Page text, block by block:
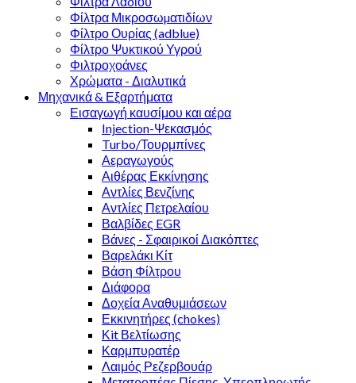
Φίλτρα Μικροσωµατιδίων
Φίλτρο Ουρίας (adblue)
Φίλτρο Ψυκτικού Υγρού
Φιλτροχοάνες
Χρώματα - Διαλυτικά
Μηχανικά & Εξαρτήματα
Εισαγωγή καυσίμου και αέρα
Injection-Ψεκασμός
Turbo/Τουρμπίνες
Αεραγωγούς
Αιθέρας Εκκίνησης
Αντλίες Βενζίνης
Αντλίες Πετρελαίου
Βαλβίδες EGR
Βάνες - Σφαιρικοί Διακόπτες
Βαρελάκι Κίτ
Βάση Φίλτρου
Διάφορα
Δοχεία Αναθυμιάσεων
Εκκινητήρες (chokes)
Κit Βελτίωσης
Καρμπυρατέρ
Λαιμός Ρεζερβουάρ